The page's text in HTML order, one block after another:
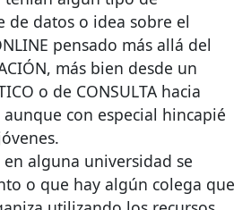
de datos o idea sobre el
pensado más allá del
, más bien desde un
o de CONSULTA hacia
con especial hincapié
alguna universidad se
o que hay algún colega que